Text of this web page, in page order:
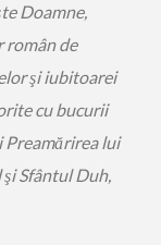
Doamne,
român de
şi iubitoarei
cu bucurii
Preamărirea lui
Sfântul Duh,